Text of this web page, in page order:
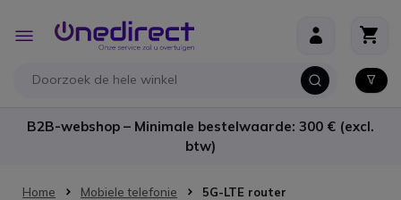
Toggle
Nav
B2B-webshop – Minimale bestelwaarde: 300 € (excl.
btw)
Home Mobiele telefonie 5G-LTE router